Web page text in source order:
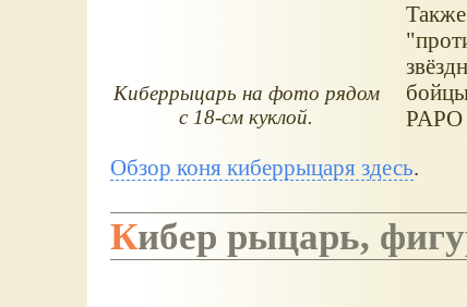
Киберрыцарь на фото рядом
с 18-см куклой.
PAPO
Обзор коня киберрыцаря здесь.
Кибер рыцарь,